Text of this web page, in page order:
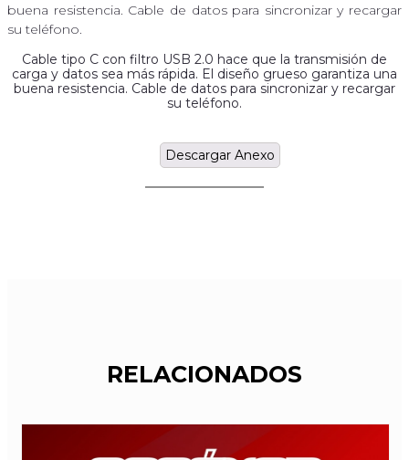
buena resistencia. Cable de datos para sincronizar y recargar
su teléfono.
Cable tipo C con filtro USB 2.0 hace que la transmisión de
carga y datos sea más rápida. El diseño grueso garantiza una
buena resistencia. Cable de datos para sincronizar y recargar
su teléfono.
Descargar Anexo
RELACIONADOS